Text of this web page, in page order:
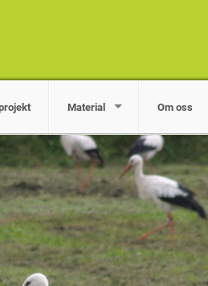
Material Om oss